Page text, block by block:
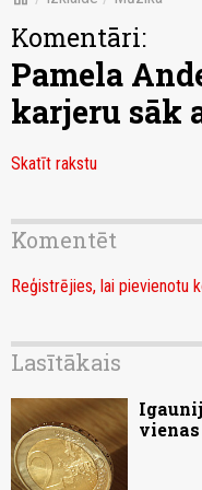
Komentāri:
Pamela
karjeru sāk
Skatīt rakstu
Komentēt
Reģistrējies, lai pievienotu
Lasītākais